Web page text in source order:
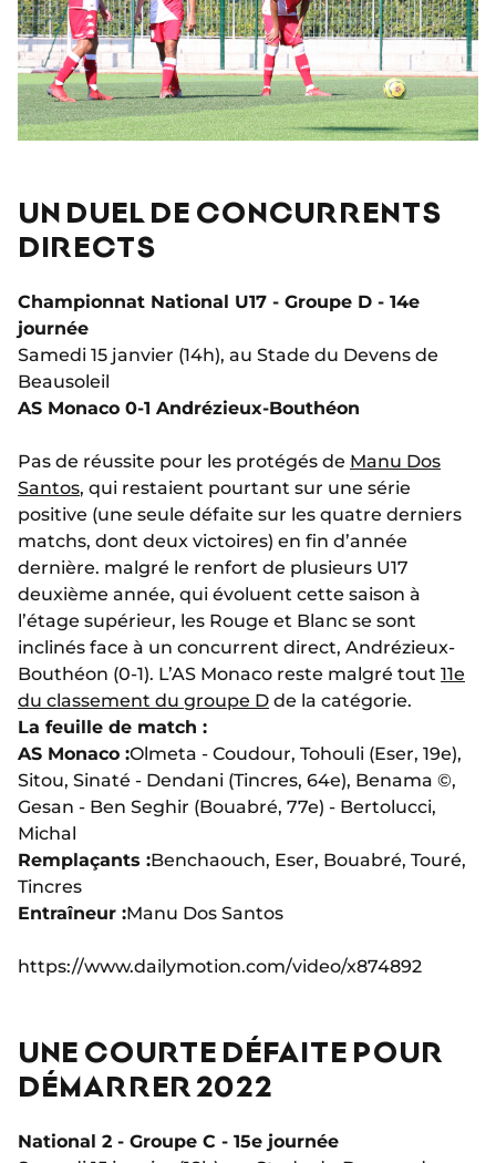
UN DUEL DE CONCURRENTS
DIRECTS
Championnat National U17 - Groupe D - 14e
journée
Samedi 15 janvier (14h), au Stade du Devens de
Beausoleil
AS Monaco 0-1 Andrézieux-Bouthéon
Pas de réussite pour les protégés de Manu Dos
Santos, qui restaient pourtant sur une série
positive (une seule défaite sur les quatre derniers
matchs, dont deux victoires) en fin d’année
dernière. malgré le renfort de plusieurs U17
deuxième année, qui évoluent cette saison à
l’étage supérieur, les Rouge et Blanc se sont
inclinés face à un concurrent direct, Andrézieux-
Bouthéon (0-1). L’AS Monaco reste malgré tout 11e
du classement du groupe D de la catégorie.
La feuille de match :
AS Monaco :Olmeta - Coudour, Tohouli (Eser, 19e),
Sitou, Sinaté - Dendani (Tincres, 64e), Benama ©,
Gesan - Ben Seghir (Bouabré, 77e) - Bertolucci,
Michal
Remplaçants :Benchaouch, Eser, Bouabré, Touré,
Tincres
Entraîneur :Manu Dos Santos
https://www.dailymotion.com/video/x874892
UNE COURTE DÉFAITE POUR
DÉMARRER 2022
National 2 - Groupe C - 15e journée